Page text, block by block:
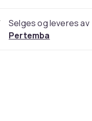
Selges og leveres av
Pertemba